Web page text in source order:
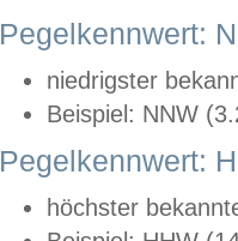
Pegelkennwert:
niedrigster
Beispiel: NNW
Pegelkennwert:
höchster